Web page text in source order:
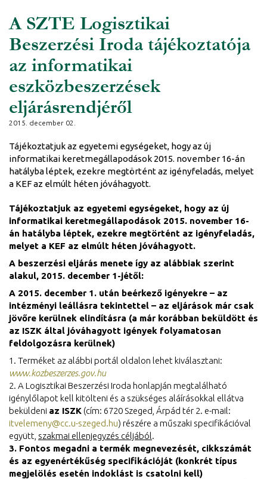
A SZTE Logisztikai
Beszerzési Iroda tájékoztatója
az informatikai
eszközbeszerzések
eljárásrendjéről
2015. december 02.
Tájékoztatjuk az egyetemi egységeket, hogy az új
informatikai keretmegállapodások 2015. november 16-án
hatályba léptek, ezekre megtörtént az igényfeladás, melyet
a KEF az elmúlt héten jóváhagyott.
Tájékoztatjuk az egyetemi egységeket, hogy az új
informatikai keretmegállapodások 2015. november 16-
án hatályba léptek, ezekre megtörtént az igényfeladás,
melyet a KEF az elmúlt héten jóváhagyott.
A beszerzési eljárás menete így az alábbiak szerint
alakul, 2015. december 1-jétől:
A 2015. december 1. után beérkező igényekre – az
intézményi leállásra tekintettel – az eljárások már csak
jövőre kerülnek elindításra (a már korábban beküldött és
az ISZK által jóváhagyott igények folyamatosan
feldolgozásra kerülnek)
1. Terméket az alábbi portál oldalon lehet kiválasztani:
www.kozbeszerzes.gov.hu
2. A Logisztikai Beszerzési Iroda honlapján megtalálható
igénylőlapot kell kitölteni és a szükséges aláírásokkal ellátva
beküldeni az ISZK (cím: 6720 Szeged, Árpád tér 2. e-mail:
itvelemeny@cc.u-szeged.hu) részére a műszaki specifikációval
együtt, szakmai ellenjegyzés céljából.
3. Fontos megadni a termék megnevezését, cikkszámát
és az egyenértékűség specifikációját (konkrét típus
megjelölés esetén indoklást is csatolni kell)